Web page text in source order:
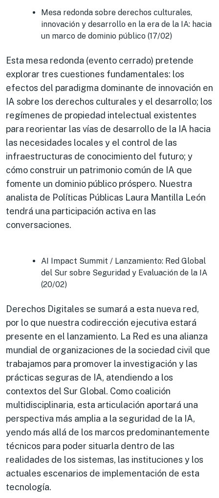
Mesa redonda sobre derechos culturales,
innovación y desarrollo en la era de la IA: hacia
un marco de dominio público (17/02)
Esta mesa redonda (evento cerrado) pretende
explorar tres cuestiones fundamentales: los
efectos del paradigma dominante de innovación en
IA sobre los derechos culturales y el desarrollo; los
regímenes de propiedad intelectual existentes
para reorientar las vías de desarrollo de la IA hacia
las necesidades locales y el control de las
infraestructuras de conocimiento del futuro; y
cómo construir un patrimonio común de IA que
fomente un dominio público próspero. Nuestra
analista de Políticas Públicas Laura Mantilla León
tendrá una participación activa en las
conversaciones.
AI Impact Summit / Lanzamiento: Red Global
del Sur sobre Seguridad y Evaluación de la IA
(20/02)
Derechos Digitales se sumará a esta nueva red,
por lo que nuestra codirección ejecutiva estará
presente en el lanzamiento. La Red es una alianza
mundial de organizaciones de la sociedad civil que
trabajamos para promover la investigación y las
prácticas seguras de IA, atendiendo a los
contextos del Sur Global. Como coalición
multidisciplinaria, esta articulación aportará una
perspectiva más amplia a la seguridad de la IA,
yendo más allá de los marcos predominantemente
técnicos para poder situarla dentro de las
realidades de los sistemas, las instituciones y los
actuales escenarios de implementación de esta
tecnología.